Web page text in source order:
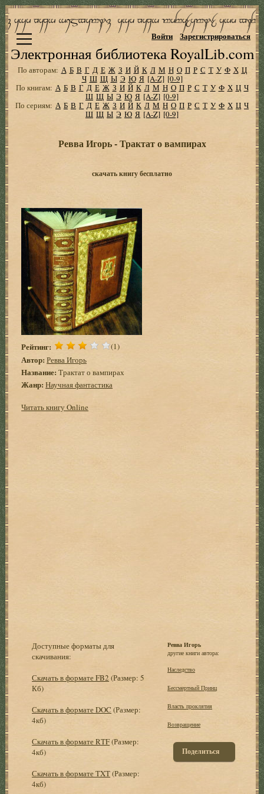
Электронная библиотека RoyalLib.com
Войти Зарегистрироваться
По авторам: А Б В Г Д Е Ж З И Й К Л М Н О П Р С Т У Ф Х Ц
Ч Ш Щ Ы Э Ю Я [A-Z] [0-9]
По книгам: А Б В Г Д Е Ж З И Й К Л М Н О П Р С Т У Ф Х Ц Ч
Ш Щ Ы Э Ю Я [A-Z] [0-9]
По сериям: А Б В Г Д Е Ж З И Й К Л М Н О П Р С Т У Ф Х Ц Ч
Ш Щ Ы Э Ю Я [A-Z] [0-9]
Ревва Игорь - Трактат о вампирах
скачать книгу бесплатно
Рейтинг: (1)
Автор: Ревва Игорь
Название: Трактат о вампирах
Жанр: Научная фантастика
Читать книгу Online
Доступные форматы для
скачивания:
Скачать в формате FB2 (Размер: 5
Кб)
Скачать в формате DOC (Размер:
4кб)
Скачать в формате RTF(Размер:
4кб)
Скачать в формате TXT(Размер:
4кб)
Ревва Игорь
другие книги автора:
Hаследство
Бессмертный Принц
Власть проклятия
Возвращение
Поделиться